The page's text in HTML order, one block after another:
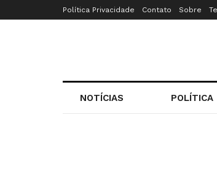
Política Privacidade Contato Sobre
NOTÍCIAS POLÍTICA